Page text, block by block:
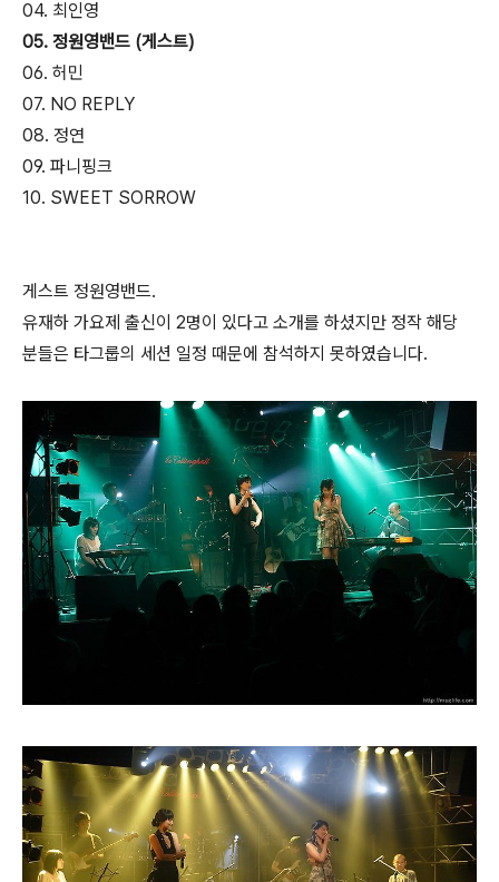
04. 최인영
05. 정원영밴드 (게스트)
06. 허민
07. NO REPLY
08. 정연
09. 파니핑크
10. SWEET SORROW
게스트 정원영밴드.
유재하 가요제 출신이 2명이 있다고 소개를 하셨지만 정작 해당
분들은 타그룹의 세션 일정 때문에 참석하지 못하였습니다.